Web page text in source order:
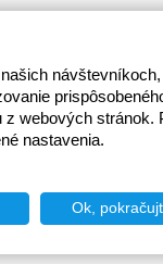
z webových stránok.
nastavenia.
Ok,